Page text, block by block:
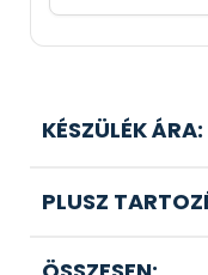
KÉSZÜLÉK ÁRA:
PLUSZ